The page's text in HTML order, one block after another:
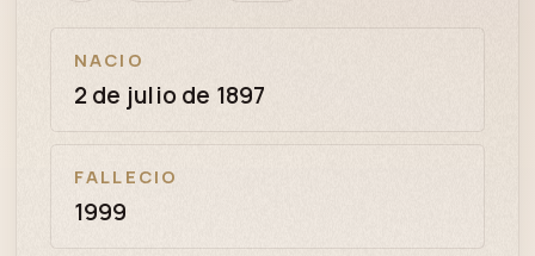
NACIO
2 de julio de 1897
FALLECIO
1999